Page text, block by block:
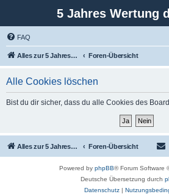
5 Jahres Wertung
FAQ
Alles zur 5 Jahreswertung / Tabelle der UEFA mit vielen Statistiken. Foren-Übersicht
Alle Cookies löschen
Bist du dir sicher, dass du alle Cookies des
Alles zur 5 Jahreswertung / Tabelle der UEFA mit vielen Statistiken. Foren-Übersicht
Powered by phpBB® Forum Software
Deutsche Übersetzung durch
Datenschutz|